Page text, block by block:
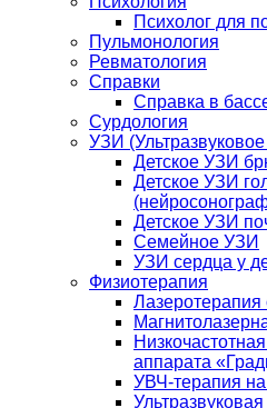
Психолог для
Пульмонология
Ревматология
Справки
Справка в
Сурдология
УЗИ
Детское УЗИ
Детское УЗИ
Детское УЗИ
Семейное УЗИ
УЗИ сердца у
Физиотерапия
аппарата
УВЧ-терапия